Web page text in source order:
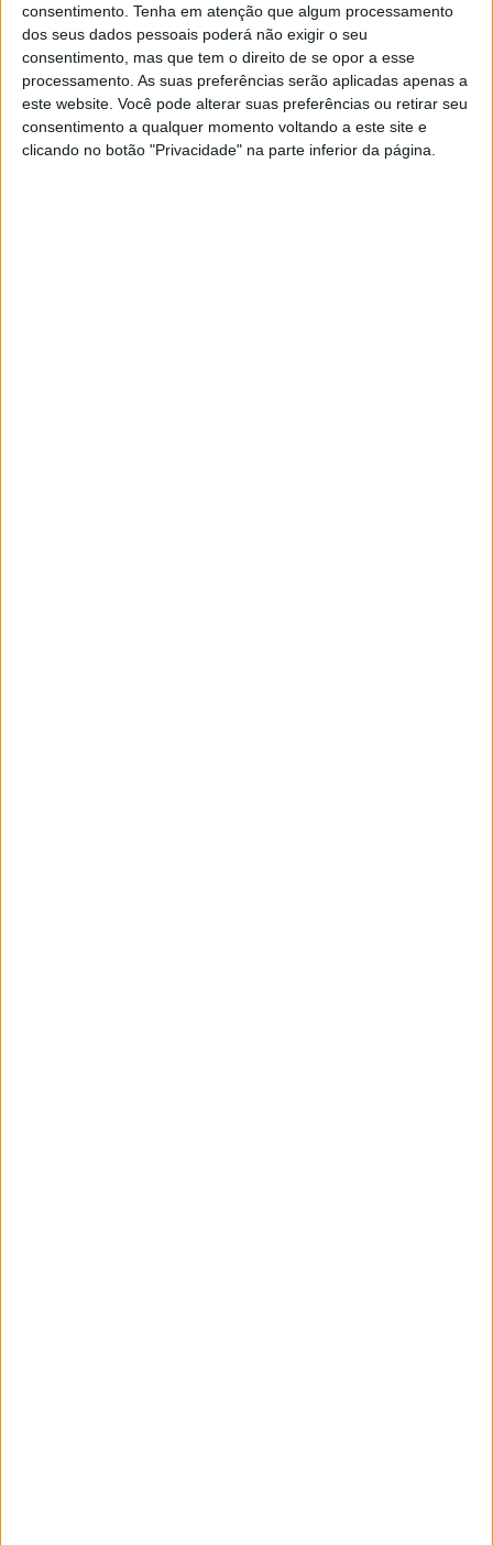
consentimento. Tenha em atenção que algum processamento
dos seus dados pessoais poderá não exigir o seu
consentimento, mas que tem o direito de se opor a esse
processamento. As suas preferências serão aplicadas apenas a
este website. Você pode alterar suas preferências ou retirar seu
consentimento a qualquer momento voltando a este site e
clicando no botão "Privacidade" na parte inferior da página.
Os livros que vão às eleições de
'Miúdos a Votos' em 2021